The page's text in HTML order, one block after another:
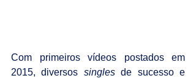
Com primeiros vídeos postados em
2015, diversos singles de sucesso e